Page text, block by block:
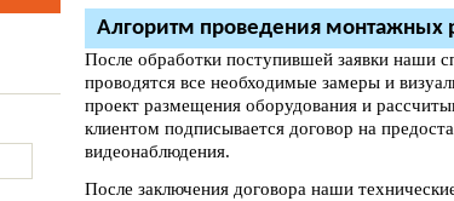
Алгоритм проведения монтажных
После обработки поступившей заявки наши
проводятся все необходимые замеры и
проект размещения оборудования и
клиентом подписывается договор на
видеонаблюдения.
После заключения договора наши